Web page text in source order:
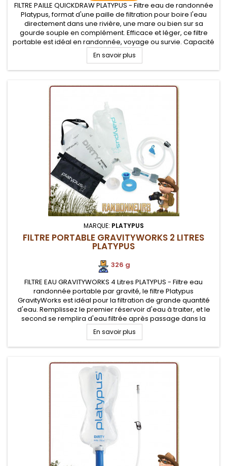
FILTRE PAILLE QUICKDRAW PLATYPUS - Filtre eau de randonnée
Platypus, format d'une paille de filtration pour boire l'eau
directement dans une rivière, une mare ou bien sur sa
gourde souple en complément. Efficace et léger, ce filtre
portable est idéal en randonnée, voyage ou survie. Capacité
de filtration part fibres creuses de 0.2 micron avec débit de
3...
En savoir plus
MARQUE: PLATYPUS
FILTRE PORTABLE GRAVITYWORKS 2 LITRES
PLATYPUS
326 g
FILTRE EAU GRAVITYWORKS 4 Litres PLATYPUS - Filtre eau
randonnée portable par gravité, le filtre Platypus
GravityWorks est idéal pour la filtration de grande quantité
d'eau. Remplissez le premier réservoir d'eau à traiter, et le
second se remplira d'eau filtrée après passage dans la
cartouche filtrante, près de 4 Litres en moins de 3 minutes
En savoir plus